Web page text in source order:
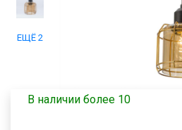
ЕЩЁ 2
В наличии более 10